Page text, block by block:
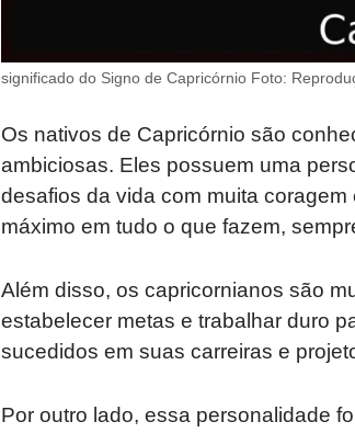
significado do Signo de Capricórnio Foto:
Os nativos de Capricórnio são
ambiciosas. Eles possuem uma
desafios da vida com muita
máximo em tudo o que fazem,
Além disso, os capricornianos são
estabelecer metas e trabalhar duro
sucedidos em suas carreiras e
Por outro lado, essa personalidade